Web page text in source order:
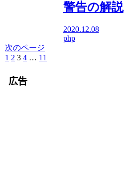
警告の解説
2020.12.08
php
次のページ
前
1 2 3 4 … 11
広告